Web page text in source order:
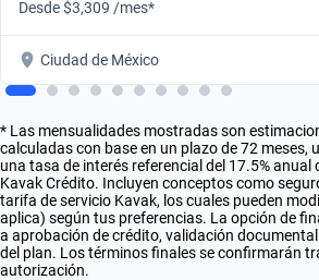
Desde $3,309 /mes*
Ciudad de México
* Las mensualidades mostradas son
calculadas con base en un plazo de 72 meses,
una tasa de interés referencial del 17.5%
Kavak Crédito. Incluyen conceptos como
tarifa de servicio Kavak, los cuales pueden
aplica) según tus preferencias. La opción de
a aprobación de crédito, validación
del plan. Los términos finales se confirmarán
autorización.